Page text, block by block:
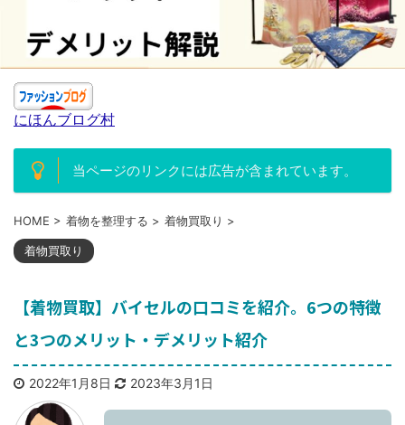
にほんブログ村
当ページのリンクには広告が含まれています。
HOME > 着物を整理する > 着物買取り >
着物買取り
【着物買取】バイセルの口コミを紹介。6つの特徴
と3つのメリット・デメリット紹介
2022年1月8日 2023年3月1日